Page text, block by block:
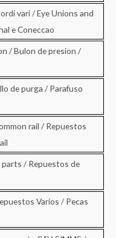
vari / Eye Unions and
e Coneccao
/ Bulon de presion /
de purga / Parafuso
rail / Repuestos
parts / Repuestos de
Varios / Pecas